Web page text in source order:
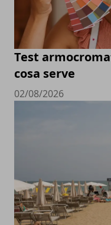
Test
cosa serve
02/08/2026